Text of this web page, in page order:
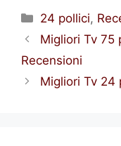
Categorie
24 pollici,
Migliori Tv 75
Recensioni
Migliori Tv 24